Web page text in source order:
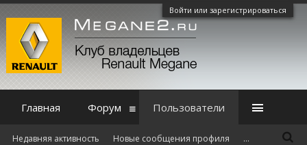
Войти или зарегистрироваться
Главная Форум Пользователи
Недавняя активность Новые сообщения профиля ...